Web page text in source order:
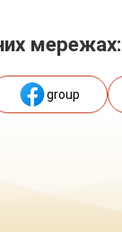
мережах:
group